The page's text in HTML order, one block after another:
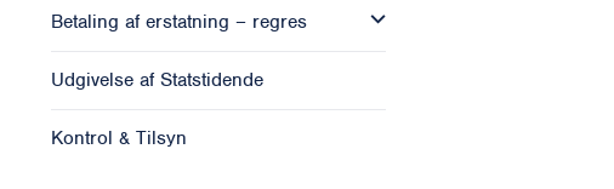
Betaling af erstatning – regres
Udgivelse af Statstidende
Kontrol & Tilsyn